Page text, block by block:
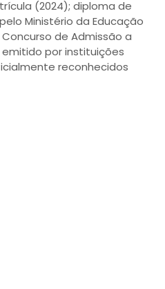
(2024); diploma de
Ministério da Educação
de Admissão a
por instituições
reconhecidos